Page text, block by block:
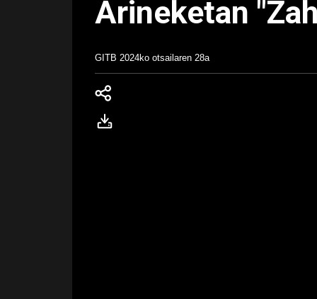
Arineketan
GITB 2024ko otsailaren 28a